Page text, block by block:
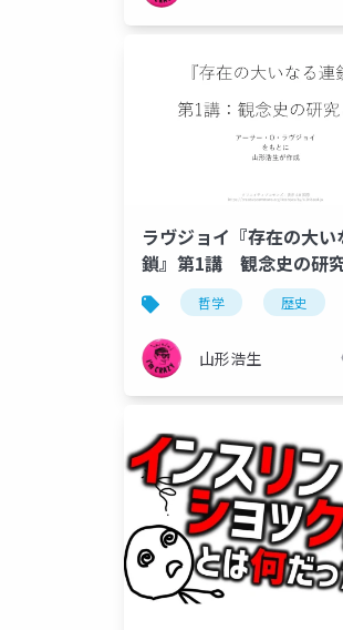
ラヴジョイ『存在の大い
鎖』第1講 観念史の研
(1933) by 山形浩生
哲学 歴史
山形浩生